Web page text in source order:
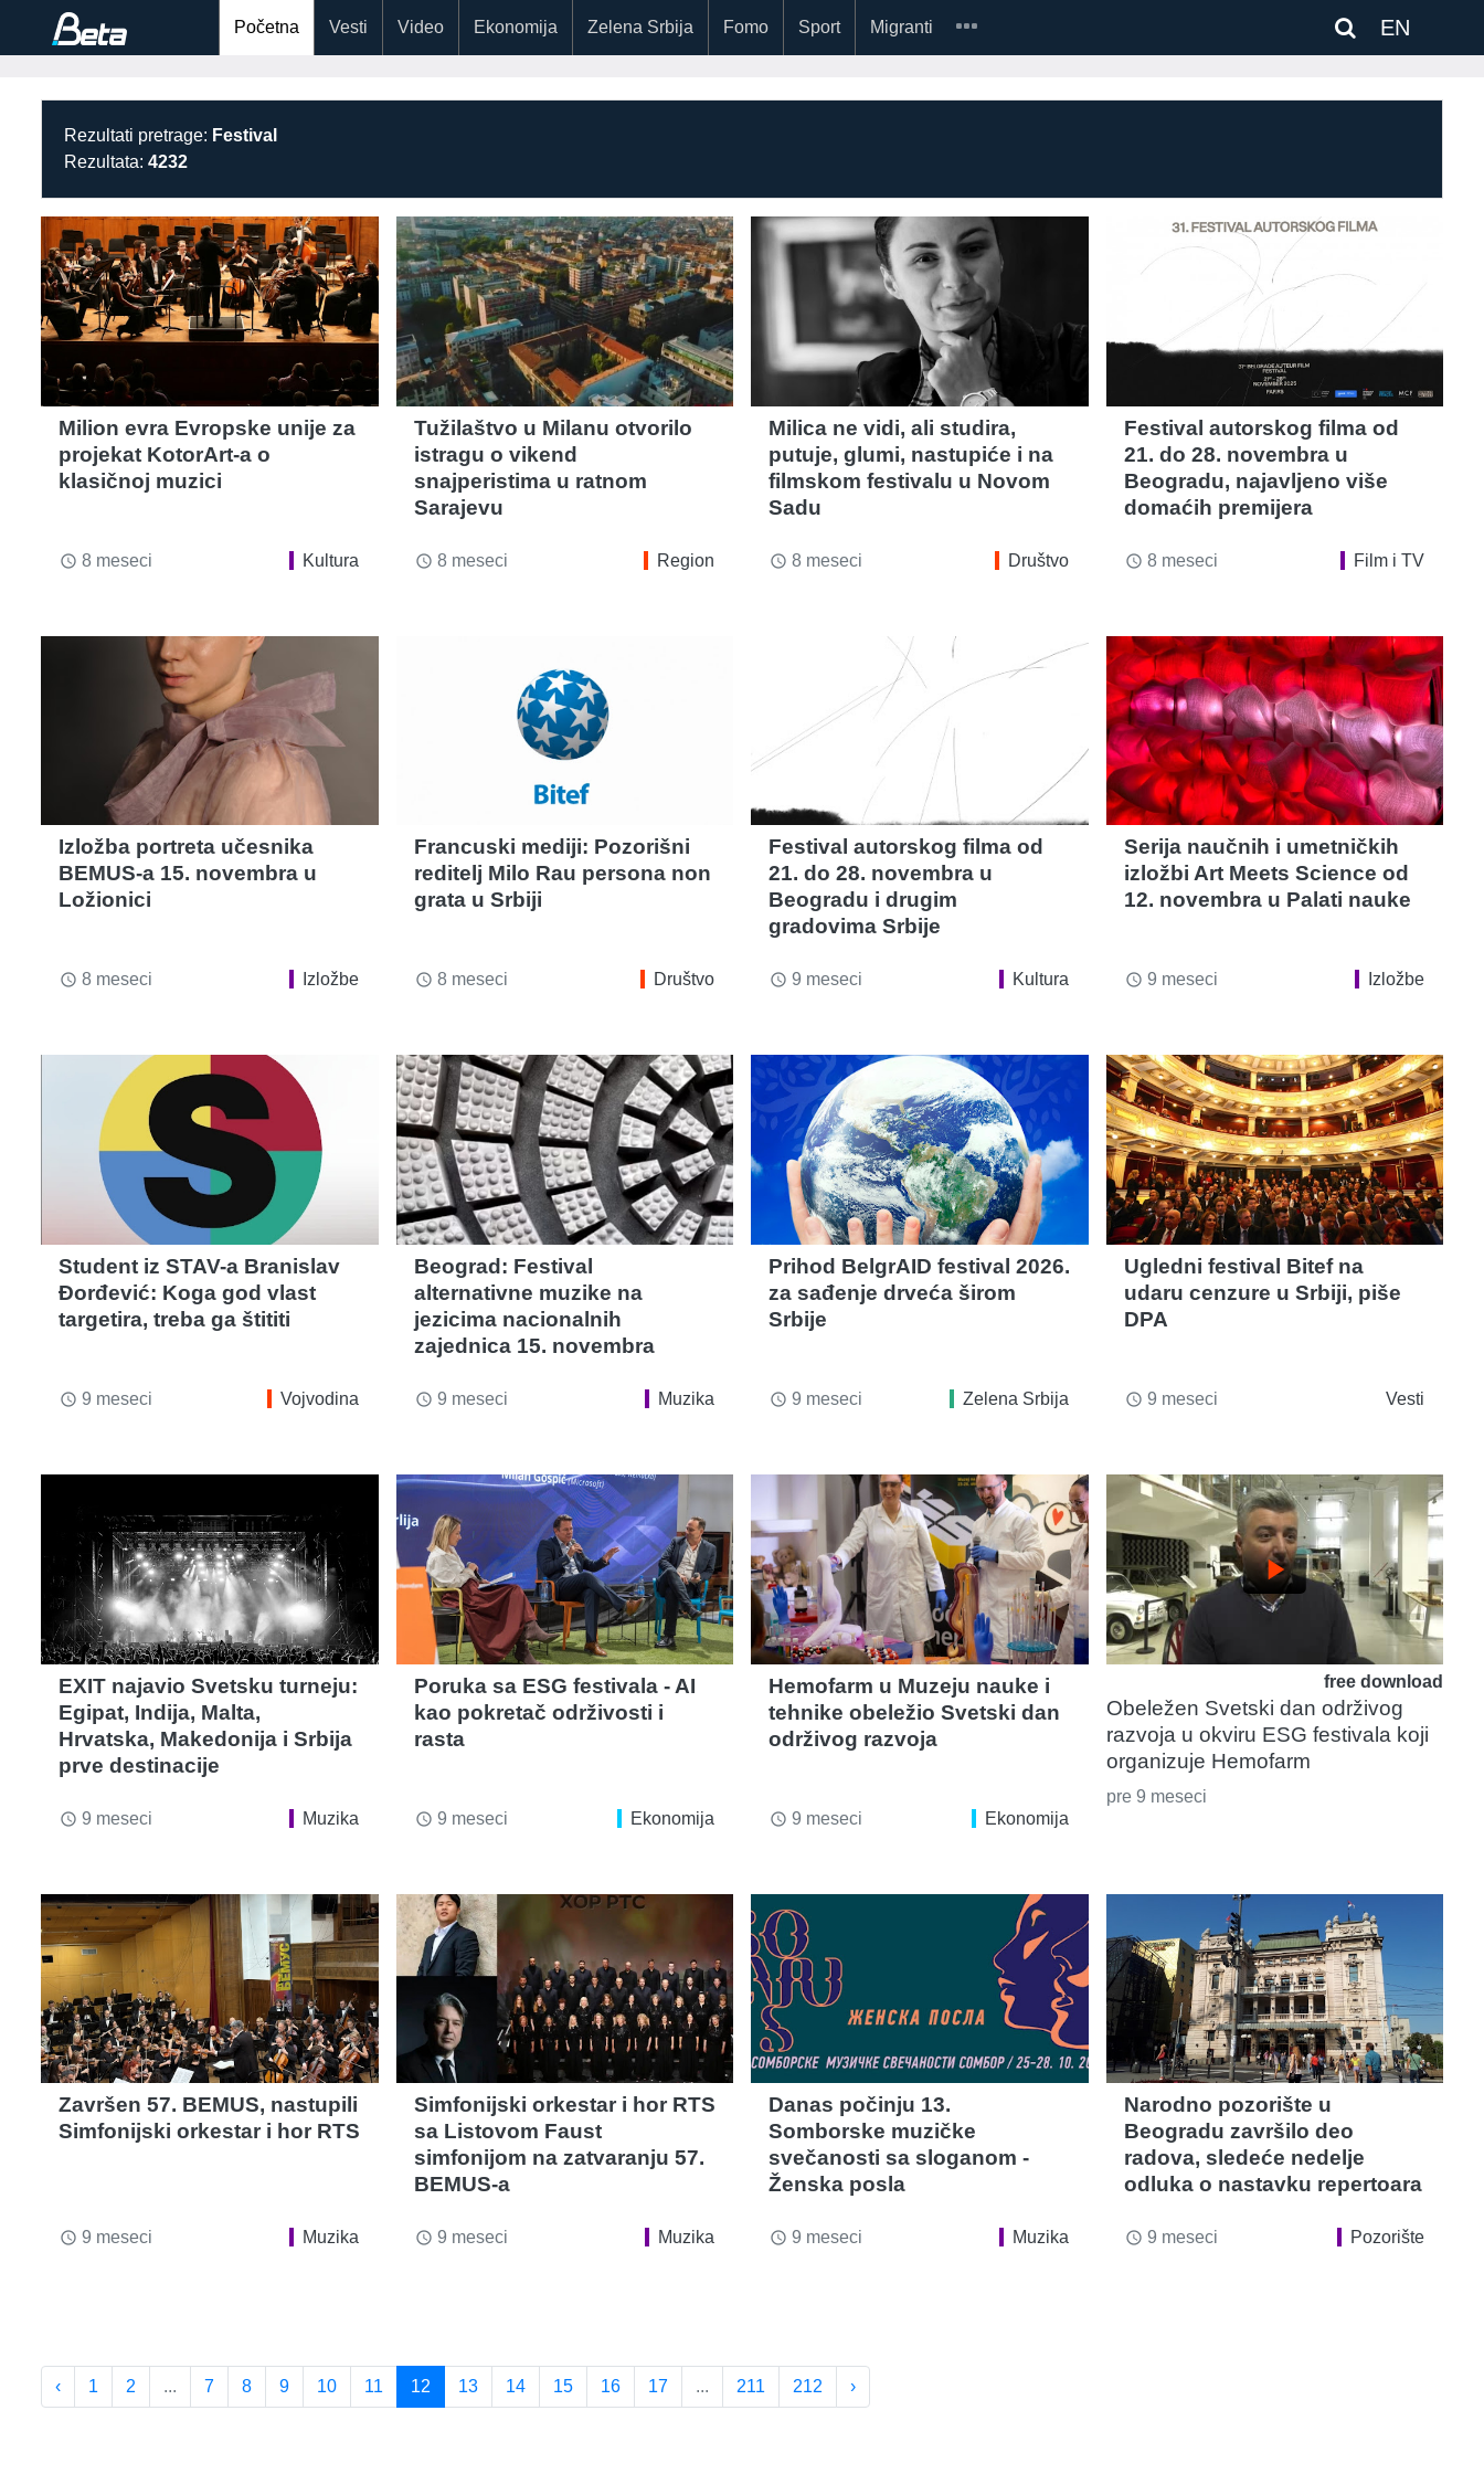
EN
Početna Vesti Video Ekonomija Zelena Srbija Fomo Sport Migranti
Rezultati pretrage: Festival
Rezultata: 4232
Milion evra Evropske unije za
projekat KotorArt-a o
klasičnoj muzici
access_time 8 meseci Kultura
Tužilaštvo u Milanu otvorilo
istragu o vikend
snajperistima u ratnom
Sarajevu
access_time 8 meseci Region
Milica ne vidi, ali studira,
putuje, glumi, nastupiće i na
filmskom festivalu u Novom
Sadu
access_time 8 meseci Društvo
Festival autorskog filma od
21. do 28. novembra u
Beogradu, najavljeno više
domaćih premijera
access_time 8 meseci Film i TV
Izložba portreta učesnika
BEMUS-a 15. novembra u
Ložionici
access_time 8 meseci Izložbe
Francuski mediji: Pozorišni
reditelj Milo Rau persona non
grata u Srbiji
access_time 8 meseci Društvo
Festival autorskog filma od
21. do 28. novembra u
Beogradu i drugim
gradovima Srbije
access_time 9 meseci Kultura
Serija naučnih i umetničkih
izložbi Art Meets Science od
12. novembra u Palati nauke
access_time 9 meseci Izložbe
Student iz STAV-a Branislav
Đorđević: Koga god vlast
targetira, treba ga štititi
access_time 9 meseci Vojvodina
Beograd: Festival
alternativne muzike na
jezicima nacionalnih
zajednica 15. novembra
access_time 9 meseci Muzika
Prihod BelgrAID festival 2026.
za sađenje drveća širom
Srbije
access_time 9 meseci Zelena Srbija
Ugledni festival Bitef na
udaru cenzure u Srbiji, piše
DPA
access_time 9 meseci Vesti
EXIT najavio Svetsku turneju:
Egipat, Indija, Malta,
Hrvatska, Makedonija i Srbija
prve destinacije
access_time 9 meseci Muzika
Poruka sa ESG festivala - AI
kao pokretač održivosti i
rasta
access_time 9 meseci Ekonomija
Hemofarm u Muzeju nauke i
tehnike obeležio Svetski dan
održivog razvoja
access_time 9 meseci Ekonomija
play_arrow
free download
Obeležen Svetski dan održivog
razvoja u okviru ESG festivala koji
organizuje Hemofarm
pre 9 meseci
Završen 57. BEMUS, nastupili
Simfonijski orkestar i hor RTS
access_time 9 meseci Muzika
Simfonijski orkestar i hor RTS
sa Listovom Faust
simfonijom na zatvaranju 57.
BEMUS-a
access_time 9 meseci Muzika
Danas počinju 13.
Somborske muzičke
svečanosti sa sloganom -
Ženska posla
access_time 9 meseci Muzika
Narodno pozorište u
Beogradu završilo deo
radova, sledeće nedelje
odluka o nastavku repertoara
access_time 9 meseci Pozorište
‹ 1 2 ... 7 8 9 10 11 12 13 14 15 16 17 ... 211 212 ›